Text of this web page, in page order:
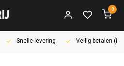
0
Snelle levering Veilig betalen